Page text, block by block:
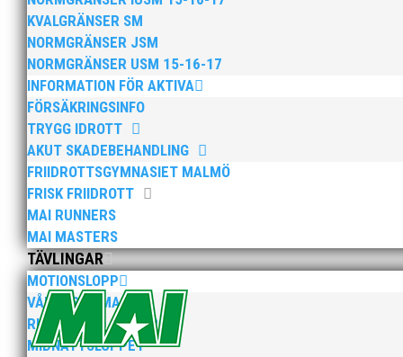
KVALGRÄNSER SM
NORMGRÄNSER JSM
NORMGRÄNSER USM 15-16-17
INFORMATION FÖR AKTIVA
FÖRSÄKRINGSINFO
TRYGG IDROTT
AKUT SKADEBEHANDLING
FRIIDROTTSGYMNASIET MALMÖ
FRISK FRIIDROTT
MAI RUNNERS
MAI MASTERS
TÄVLINGAR
MOTIONSLOPP
VÅRRUSET MALMÖ
RUN MALMÖ 10K & 21K
MIDNATTSLOPPET
Bilder från Stafett-SM 2026. Foto: Thomas